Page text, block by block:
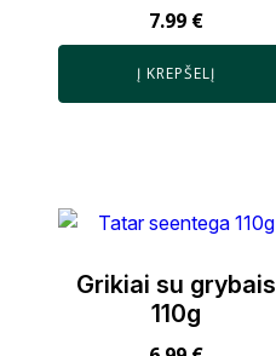
7.99 €
Į KREPŠELĮ
Grikiai su grybais
110g